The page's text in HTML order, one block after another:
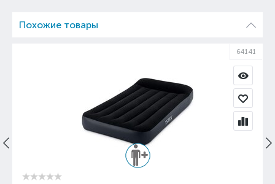
Похожие товары
64141